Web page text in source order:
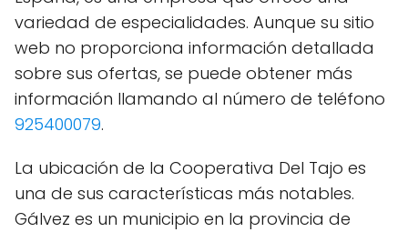
variedad de especialidades. Aunque su sitio
web no proporciona información detallada
sobre sus ofertas, se puede obtener más
información llamando al número de teléfono
925400079.
La ubicación de la Cooperativa Del Tajo es
una de sus características más notables.
Gálvez es un municipio en la provincia de